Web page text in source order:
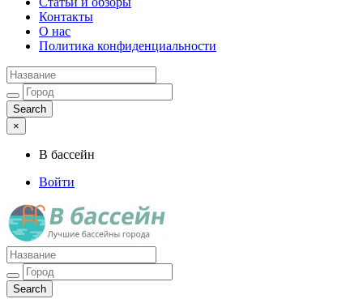
Контакты
О нас
Политика конфиденциальности
×
В бассейн
Войти
Лучшие бассейны города